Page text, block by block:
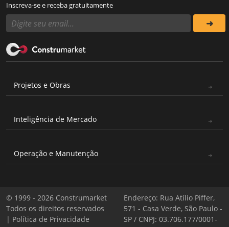
Inscreva-se e receba gratuitamente
Projetos e Obras
Inteligência de Mercado
Operação e Manutenção
© 1999 - 2026 Construmarket
Todos os direitos reservados
| Política de Privacidade
Endereço: Rua Atílio Piffer,
571 - Casa Verde, São Paulo -
SP / CNPJ: 03.706.177/0001-